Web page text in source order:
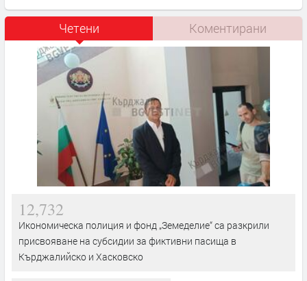
Четени Коментирани
12,732
Икономическа полиция и фонд „Земеделие“ са разкрили
присвояване на субсидии за фиктивни пасища в
Кърджалийско и Хасковско